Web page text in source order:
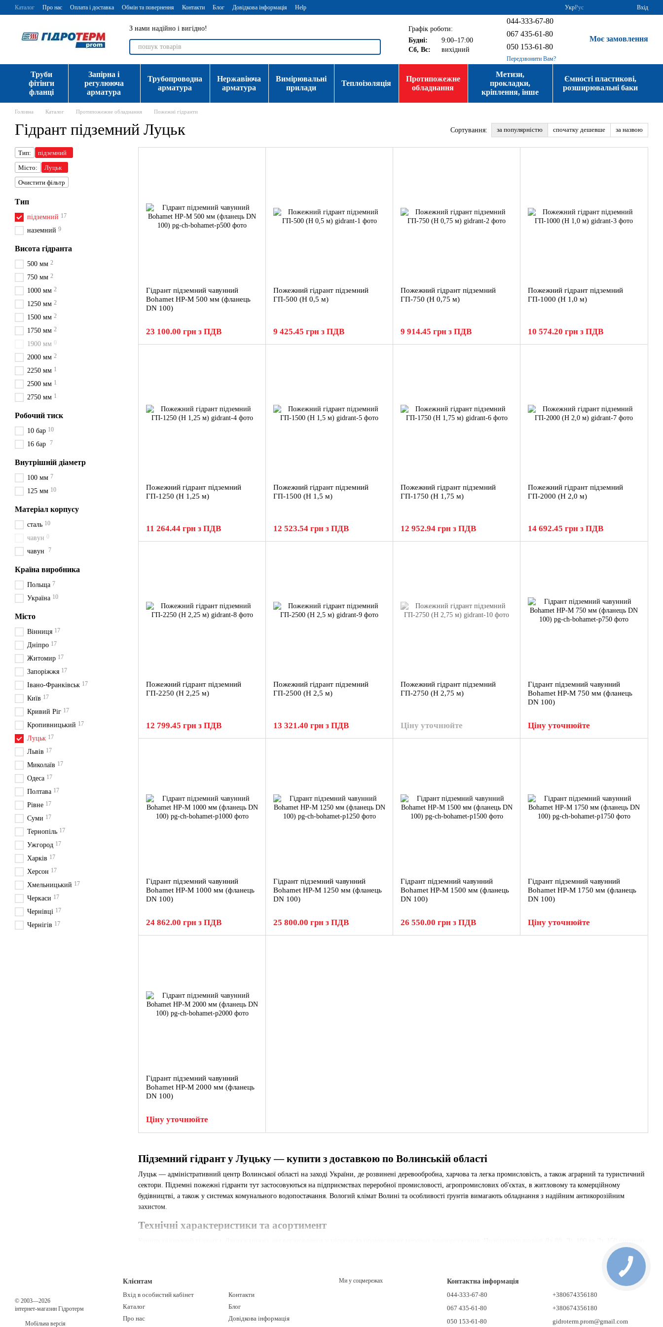
Перейти до основного контенту
Каталог Про нас Оплата і доставка Обмін та повернення Контакти Блог Довідкова інформація Help УкрРус Вхід
З нами надійно і вигідно!
Графік роботи:
Будні:
9:00–17:00
Сб, Вс:
вихідний
044-333-67-80
067 435-61-80
050 153-61-80
Передзвонити Вам?
Моє замовлення
Труби
фітінги
фланці
Запірна і
регулююча
арматура
Трубопроводна
арматура
Нержавіюча
арматура
Вимірювальні
прилади
Теплоізоляція
Протипожежне
обладнання
Метизи,
прокладки,
кріплення, інше
Ємності пластикові,
розширювальні баки
Головна Каталог Протипожежне обладнання Пожежні гідранти
Гідрант підземний Луцьк Сортування: за популярністю спочатку дешевше за назвою
Підземний гідрант у Луцьку — купити з доставкою по Волинській області
Луцьк — адміністративний центр Волинської області на заході України, де розвинені деревообробна, харчова та легка промисловість, а також аграрний та туристичний
сектори. Підземні пожежні гідранти тут застосовуються на підприємствах переробної промисловості, агропромислових об'єктах, в житловому та комерційному
будівництві, а також у системах комунального водопостачання. Вологий клімат Волині та особливості ґрунтів вимагають обладнання з надійним антикорозійним
захистом.
Технічні характеристики та асортимент
500, 1000, 1500 та 2000 мм. Робочий тиск — Ру 10 та Ру 16. Гідранти виготовляються з ВЧ-50 чавуну з посиленим антикорозійним покриттям, стійким до умов
Переваги для волинських об'єктів
Гідранти успішно експлуатуються на деревообробних заводах, харчових підприємствах та агропромислових комплексах регіону. Якісне антикорозійне покриття захищає
метал від руйнування навіть у контакті з кислотними поліськими ґрунтами.
Сертифікація та стандарти
Гідрант підземний чавунний
Bohamet HP-M 500 мм (фланець
DN 100)
23 100.00 грн з ПДВ
Пожежний гідрант підземний
ГП-500 (H 0,5 м)
9 425.45 грн з ПДВ
Пожежний гідрант підземний
ГП-750 (H 0,75 м)
9 914.45 грн з ПДВ
Пожежний гідрант підземний
ГП-1000 (H 1,0 м)
10 574.20 грн з ПДВ
Пожежний гідрант підземний
ГП-1250 (H 1,25 м)
11 264.44 грн з ПДВ
Пожежний гідрант підземний
ГП-1500 (H 1,5 м)
12 523.54 грн з ПДВ
Пожежний гідрант підземний
ГП-1750 (H 1,75 м)
12 952.94 грн з ПДВ
Пожежний гідрант підземний
ГП-2000 (H 2,0 м)
14 692.45 грн з ПДВ
Пожежний гідрант підземний
ГП-2250 (H 2,25 м)
12 799.45 грн з ПДВ
Пожежний гідрант підземний
ГП-2500 (H 2,5 м)
13 321.40 грн з ПДВ
Пожежний гідрант підземний
ГП-2750 (H 2,75 м)
Ціну уточнюйте
Гідрант підземний чавунний
Bohamet HP-M 750 мм (фланець
DN 100)
Ціну уточнюйте
Гідрант підземний чавунний
Bohamet HP-M 1000 мм (фланець
DN 100)
24 862.00 грн з ПДВ
Гідрант підземний чавунний
Bohamet HP-M 1250 мм (фланець
DN 100)
25 800.00 грн з ПДВ
Гідрант підземний чавунний
Bohamet HP-M 1500 мм (фланець
DN 100)
26 550.00 грн з ПДВ
Гідрант підземний чавунний
Bohamet HP-M 1750 мм (фланець
DN 100)
Ціну уточнюйте
Гідрант підземний чавунний
Bohamet HP-M 2000 мм (фланець
DN 100)
Ціну уточнюйте
Тип:
підземний
Місто:
Луцьк
Очистити фільтр
Тип
підземний 17
наземний 9
Висота гідранта
500 мм 2
750 мм 2
1000 мм 2
1250 мм 2
1500 мм 2
1750 мм 2
1900 мм 0
2000 мм 2
2250 мм 1
2500 мм 1
2750 мм 1
Робочий тиск
10 бар 10
16 бар 7
Внутрішній діаметр
100 мм 7
125 мм 10
Матеріал корпусу
сталь 10
чавун 0
чавун 7
Країна виробника
Польща 7
Україна 10
Місто
Вінниця 17
Дніпро 17
Житомир 17
Запоріжжя 17
Івано-Франківськ 17
Київ 17
Кривий Ріг 17
Кропивницький 17
Луцьк 17
Львів 17
Миколаїв 17
Одеса 17
Полтава 17
Рівне 17
Суми 17
Тернопіль 17
Ужгород 17
Харків 17
Херсон 17
Хмельницький 17
Черкаси 17
Чернівці 17
Чернігів 17
© 2003—2026
інтернет-магазин Гідротерм
Мобільна версія
Клієнтам
Вхід в особистий кабінет
Каталог
Про нас
Контакти
Блог
Довідкова інформація
Ми у соцмережах
Контактна інформація
044-333-67-80
067 435-61-80
050 153-61-80
+380674356180
+380674356180
gidroterm.prom@gmail.com